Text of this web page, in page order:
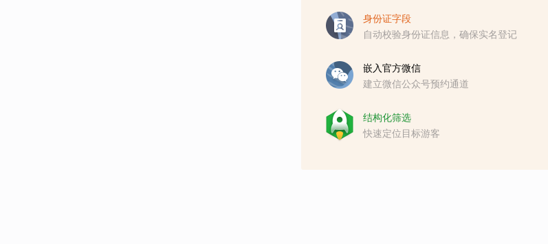
身份证字段
自动校验身份证信息，确保实名登记
嵌入官方微信
建立微信公众号预约通道
结构化筛选
快速定位目标游客